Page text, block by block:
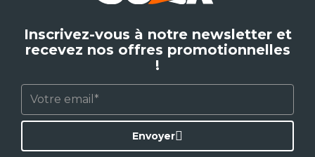
Inscrivez-vous à notre newsletter et
recevez nos offres promotionnelles
!
Envoyer